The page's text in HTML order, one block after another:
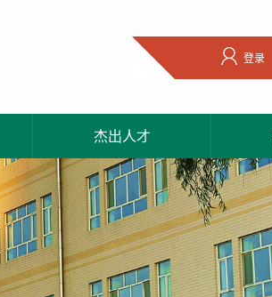
登录
杰出人才